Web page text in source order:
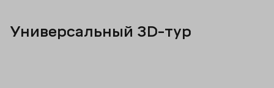
Универсальный 3D-тур